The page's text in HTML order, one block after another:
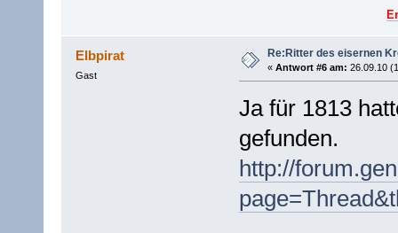
Elbpirat
Gast
Re:Ritter des eisernen
« Antwort #6 am: 26.09.10
Ja für 1813
gefunden.
http://